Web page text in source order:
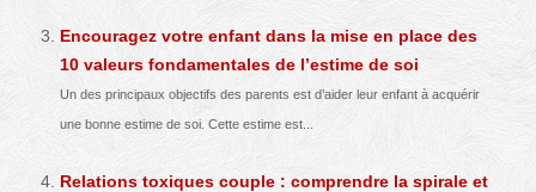
Encouragez votre enfant dans la mise en place des
10 valeurs fondamentales de l’estime de soi
Un des principaux objectifs des parents est d’aider leur enfant à acquérir
une bonne estime de soi. Cette estime est...
Relations toxiques couple : comprendre la spirale et